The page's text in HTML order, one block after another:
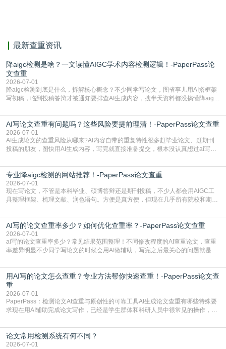
最新查重资讯
降aigc检测是啥？一文读懂AIGC学术内容检测逻辑！-PaperPass论
文查重
2026-07-01
降aigc检测到底是什么，拆解核心概念？不少同学写论文，图省事儿用AI搭框架
写初稿，临到投稿答辩才被通知要排查AI生成内容，搜半天资料都没搞懂降aigc
怕是已经入行的科研人员，不少人也搞不清降aigc检测是啥，对相关要求摸不
准。其实，降aigc检测是伴随AIGC工具在学术领域普及诞生的新需求，核心是为
了满足现在高校、期刊对AI生
AI写论文查重有问题吗？这些风险要提前理清！-PaperPass论文查重
2026-07-01
AI生成论文的查重风险从哪来?AI内容自带的重复特性很多赶毕业论文、赶期刊
投稿的朋友，图快用AI生成内容，写完就直接准备提交，根本没认真想过ai写论
自带不可忽视的查重风险。AI训练依赖海量公开的文本数据，生成内容本质是基
于训练数据的概率拼接，不是从零开始的原创创作。生成过程中，很容易复用已
有的高频公共表述，甚至直接拼接已经公开
专业降aigc检测的网站推荐！-PaperPass论文查重
2026-07-01
现在写论文，不管是本科毕业、硕博答辩还是期刊投稿，不少人都会用AIGC工
具整理框架、梳理文献、润色语句。方便是真方便，但现在几乎所有院校和期刊
五遍还是过不了预检测的大有人在，这时候，找到靠谱的降AIGC检测率的网
站，就能少走好多弯路。PaperPass：守护学术原创性的智能伙伴AIGC生成内
容的学术合规痛点去年帮一个本科师弟改
AI写的论文查重率多少？如何优化查重率？-PaperPass论文查重
2026-07-01
ai写的论文查重率多少？常见结果范围整理！不同修改程度的AI查重论文，查重
率差异明显不少同学写论文的时候会用AI做辅助，写完之后最关心的问题就是ai
实际情况和大家想的不太一样。AI训练依赖海量公开学术文献、网络内容，生成
内容本质是按照语义概率拼接已有内容，很容易和已发布的作品撞重复，甚至会
直接引用整段已有内容，所以查重率偏高是
用AI写的论文怎么查重？专业方法帮你快速查重！-PaperPass论文查
重
2026-07-01
PaperPass：检测论文AI查重与原创性的可靠工具AI生成论文查重有哪些特殊要
求现在用AI辅助完成论文写作，已经是学生群体和科研人员中很常见的操作，不
但很多人忽略了，AI生成的内容天生带有重复风险——训练AI的数据集本身就包
含大量已公开的学术内容、网络原创内容，AI输出内容时很容易无意识拼接出重
复片
论文常用检测系统有何不同？
2026-07-01